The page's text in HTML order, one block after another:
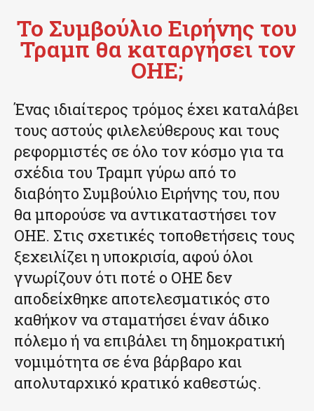
Το Συμβούλιο Ειρήνης του
Τραμπ θα καταργήσει τον
ΟΗΕ;
Ένας ιδιαίτερος τρόμος έχει καταλάβει
τους αστούς φιλελεύθερους και τους
ρεφορμιστές σε όλο τον κόσμο για τα
σχέδια του Τραμπ γύρω από το
διαβόητο Συμβούλιο Ειρήνης του, που
θα μπορούσε να αντικαταστήσει τον
ΟΗΕ. Στις σχετικές τοποθετήσεις τους
ξεχειλίζει η υποκρισία, αφού όλοι
γνωρίζουν ότι ποτέ ο ΟΗΕ δεν
αποδείχθηκε αποτελεσματικός στο
καθήκον να σταματήσει έναν άδικο
πόλεμο ή να επιβάλει τη δημοκρατική
νομιμότητα σε ένα βάρβαρο και
απολυταρχικό κρατικό καθεστώς.